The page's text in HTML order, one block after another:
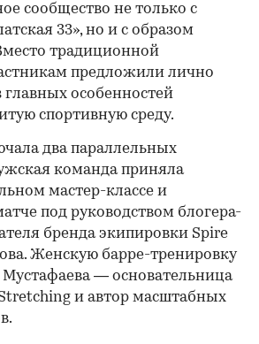
сообщество не только с
33», но и с образом
традиционной
предложили лично
главных особенностей
спортивную среду.
два параллельных
команда приняла
мастер-классе и
под руководством блогера-
бренда экипировки Spire
Женскую барре-тренировку
— основательница
и автор масштабных